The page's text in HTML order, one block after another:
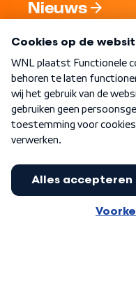
Nieuws
Nieuwsbrief
Word Lid